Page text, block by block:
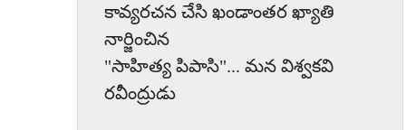
కావ్యరచన చేసి ఖండాంతర ఖ్యాతి
నార్జించిన
"సాహిత్య పిపాసి"... మన విశ్వకవి
రవీంద్రుడు